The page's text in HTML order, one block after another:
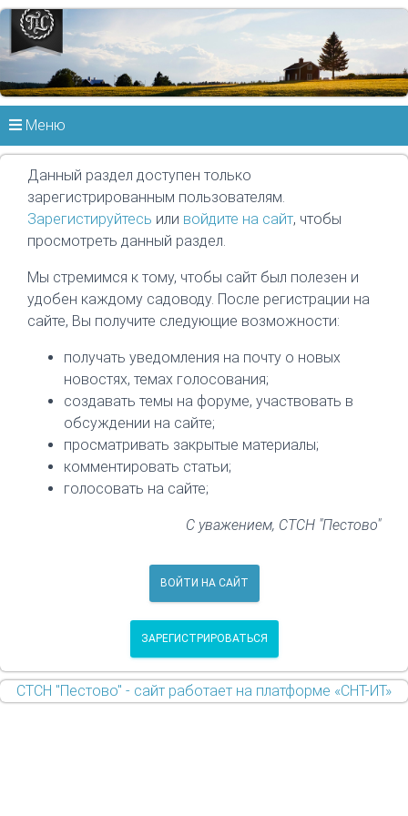
Меню
Данный раздел доступен только
зарегистрированным пользователям.
Зарегистируйтесь или войдите на сайт, чтобы
просмотреть данный раздел.
Мы стремимся к тому, чтобы сайт был полезен и
удобен каждому садоводу. После регистрации на
сайте, Вы получите следующие возможности:
получать уведомления на почту о новых
новостях, темах голосования;
создавать темы на форуме, участвовать в
обсуждении на сайте;
просматривать закрытые материалы;
комментировать статьи;
голосовать на сайте;
С уважением, СТСН "Пестово"
ВОЙТИ НА САЙТ
ЗАРЕГИСТРИРОВАТЬСЯ
СТСН "Пестово" - сайт работает на платформе «СНТ-ИТ»